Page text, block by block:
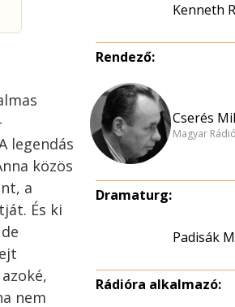
legendás
közös
a
És ki
nem
Kenneth
Rendező:
Cserés
Magyar
Dramaturg:
Padisák
Rádióra alkalmazó: